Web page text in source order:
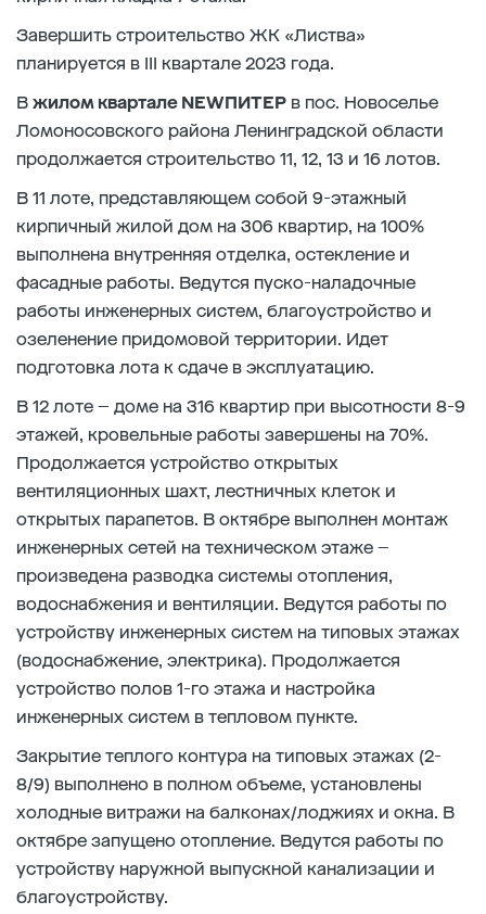
Завершить строительство ЖК «Листва»
планируется в III квартале 2023 года.
В жилом квартале NEWПИТЕР в пос. Новоселье
Ломоносовского района Ленинградской области
продолжается строительство 11, 12, 13 и 16 лотов.
В 11 лоте, представляющем собой 9-этажный
кирпичный жилой дом на 306 квартир, на 100%
выполнена внутренняя отделка, остекление и
фасадные работы. Ведутся пуско-наладочные
работы инженерных систем, благоустройство и
озеленение придомовой территории. Идет
подготовка лота к сдаче в эксплуатацию.
В 12 лоте – доме на 316 квартир при высотности 8-9
этажей, кровельные работы завершены на 70%.
Продолжается устройство открытых
вентиляционных шахт, лестничных клеток и
открытых парапетов. В октябре выполнен монтаж
инженерных сетей на техническом этаже –
произведена разводка системы отопления,
водоснабжения и вентиляции. Ведутся работы по
устройству инженерных систем на типовых этажах
(водоснабжение, электрика). Продолжается
устройство полов 1-го этажа и настройка
инженерных систем в тепловом пункте.
Закрытие теплого контура на типовых этажах (2-
8/9) выполнено в полном объеме, установлены
холодные витражи на балконах/лоджиях и окна. В
октябре запущено отопление. Ведутся работы по
устройству наружной выпускной канализации и
благоустройству.